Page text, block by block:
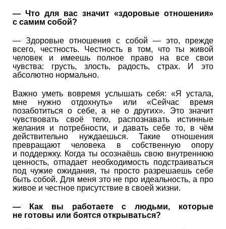
— Что для вас значит «здоровые отношения»
с самим собой?
— Здоровые отношения с собой — это, прежде
всего, честность. Честность в том, что ты живой
человек и имеешь полное право на все свои
чувства: грусть, злость, радость, страх. И это
абсолютно нормально.
Важно уметь вовремя услышать себя: «Я устала,
мне нужно отдохнуть» или «Сейчас время
позаботиться о себе, а не о других». Это значит
чувствовать своё тело, распознавать истинные
желания и потребности, и давать себе то, в чём
действительно нуждаешься. Такие отношения
превращают человека в собственную опору
и поддержку. Когда ты осознаёшь свою внутреннюю
ценность, отпадает необходимость подстраиваться
под чужие ожидания, ты просто разрешаешь себе
быть собой. Для меня это не про идеальность, а про
живое и честное присутствие в своей жизни.
—
Как вы работаете с людьми, которые
не готовы или боятся открываться?